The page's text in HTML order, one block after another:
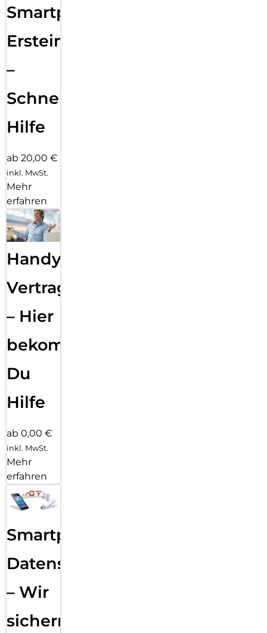
Smartphone
Ersteinrichtung
–
Schnelle
Hilfe
ab 20,00 €
inkl. MwSt.
Mehr
erfahren
Handy
Vertragsabwicklung
– Hier
bekommst
Du
Hilfe
ab 0,00 €
inkl. MwSt.
Mehr
erfahren
Smartphone
Datensicherung
– Wir
sichern